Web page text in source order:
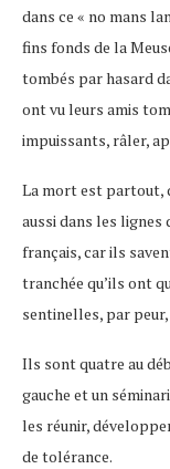
dans ce « no mans
fins fonds de la
tombés par hasard
ont vu leurs amis
impuissants, râler,
La mort est partout,
aussi dans les lignes
français, car ils
tranchée qu’ils ont
sentinelles, par
Ils sont quatre au
gauche et un
les réunir,
de tolérance.